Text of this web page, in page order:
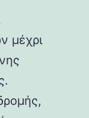
μέχρι